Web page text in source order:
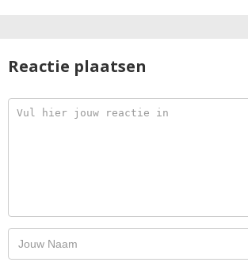
Reactie plaatsen